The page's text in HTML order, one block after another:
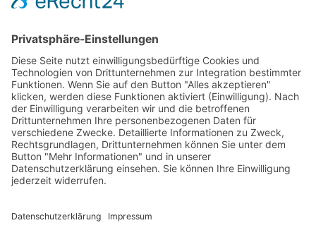
Tekal – Textile Lebensqualität
Exklusive moderne & Orientteppiche
Feuerwerk XXL
Pyrotechnik online bestellen
© Stadtmühle Waldenbuch 2026
und Mühlenprodukte ·
Cookie-Einstellungen